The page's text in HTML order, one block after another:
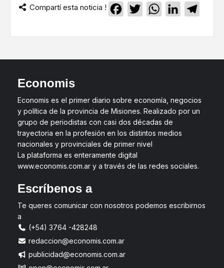
Compartí esta noticia ! Facebook
TwitterWhatsApp
LinkedIn
Economis
Economis es el primer diario sobre economía, negocios
y política de la provincia de Misiones. Realizado por un
grupo de periodistas con casi dos décadas de
trayectoria en la profesión en los distintos medios
nacionales y provinciales de primer nivel
La plataforma es enteramente digital
www.economis.com.ar y a través de las redes sociales.
Escríbenos a
Te queres comunicar con nosotros podemos escribirnos
a
(+54) 3764 -428248
redaccion@economis.com.ar
publicidad@economis.com.ar